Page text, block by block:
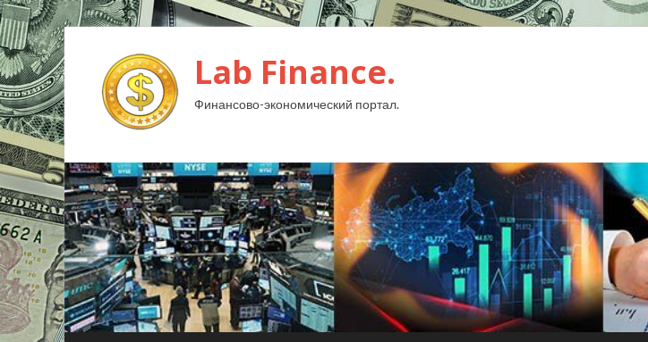
Lab Finance.
Финансово-экономический портал.